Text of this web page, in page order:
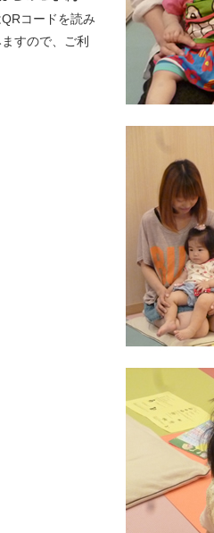
コードを読み
すので、ご利